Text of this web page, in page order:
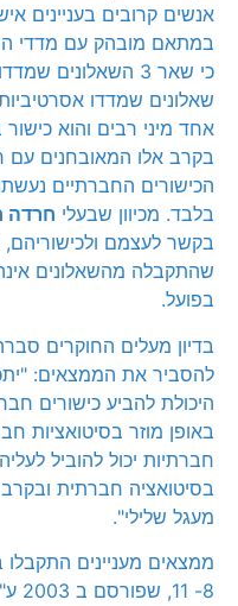
אנשים קרובים בעניינים
במתאם מובהק עם מדדי
כי שאר 3
שאלונים שמדדו
אחד מיני רבים והוא
בקרב אלו המאובחנים
הכישורים החברתיים
בלבד. מכיוון שבעלי חרדה
בקשר לעצמם ולכישוריהם,
שהתקבלה מהשאלונים
בפועל.
בדיון מעלים החוקרים
להסביר את הממצאים:
היכולת להביע כישורים
באופן מוזר בסיטואציות
חברתיות יכול להוביל
בסיטואציה חברתית
מעגל שלילי".
8-